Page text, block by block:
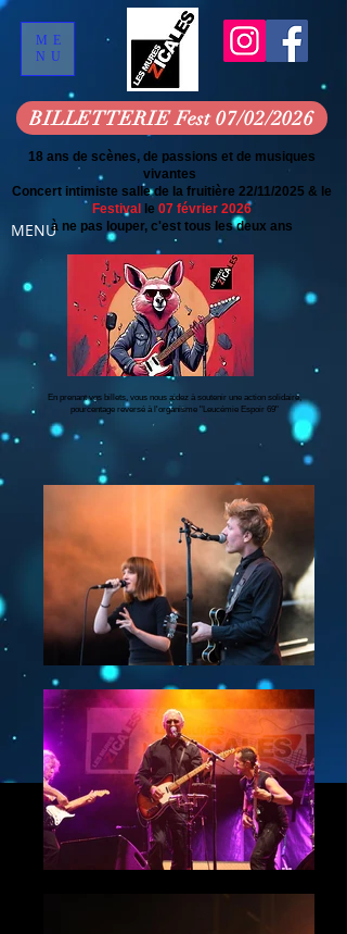
ME
NU
MENU
En prenant vos billets, vous nous aidez à soutenir une action solidaire,
pourcentage reversé à l'organisme "Leucémie Espoir 69"
18 ans de scènes, de passions et de musiques
vivantes
Concert intimiste salle de la fruitière 22/11/2025 & le
Festival
le 07 février 2026
à ne pas louper, c'est tous les deux ans
BILLETTERIE Fest 07/02/2026